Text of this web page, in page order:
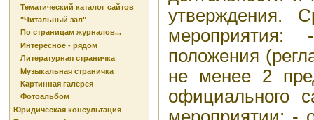
Тематический каталог сайтов
"Читальный зал"
По страницам журналов...
Интересное - рядом
Литературная страничка
Музыкальная страничка
Картинная галерея
Фотоальбом
Юридическая консультация
утверждения.
мероприятия:
положения
не менее 2
официального